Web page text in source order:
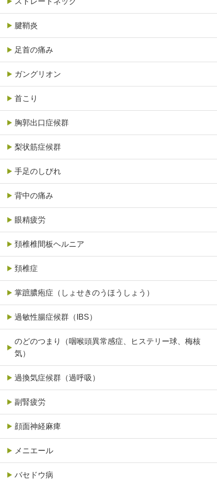
腱鞘炎
足首の痛み
ガングリオン
首こり
胸郭出口症候群
梨状筋症候群
手足のしびれ
背中の痛み
眼精疲労
頚椎椎間板ヘルニア
頚椎症
掌蹠膿疱症（しょせきのうほうしょう）
過敏性腸症候群（IBS）
のどのつまり（咽喉頭異常感症、ヒステリー球、梅核
気）
過換気症候群（過呼吸）
副腎疲労
顔面神経麻痺
メニエール
バセドウ病